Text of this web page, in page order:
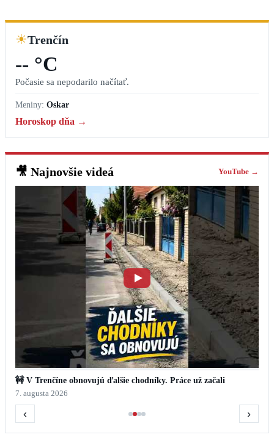
☀Trenčín
-- °C
Počasie sa nepodarilo načítať.
Meniny: Oskar
Horoskop dňa →
🎥 Najnovšie videá YouTube →
🚧 V Trenčíne obnovujú ďalšie chodníky. Práce už začali
7. augusta 2026
‹ ›